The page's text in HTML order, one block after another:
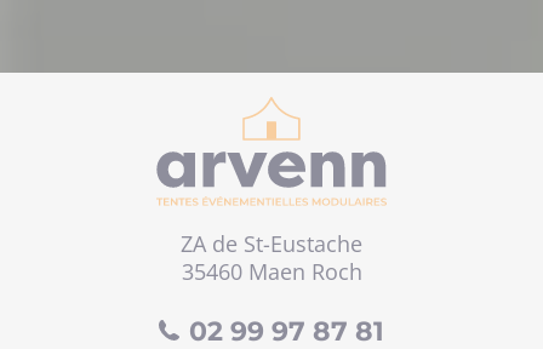
ZA de St-Eustache
35460 Maen Roch
02 99 97 87 81